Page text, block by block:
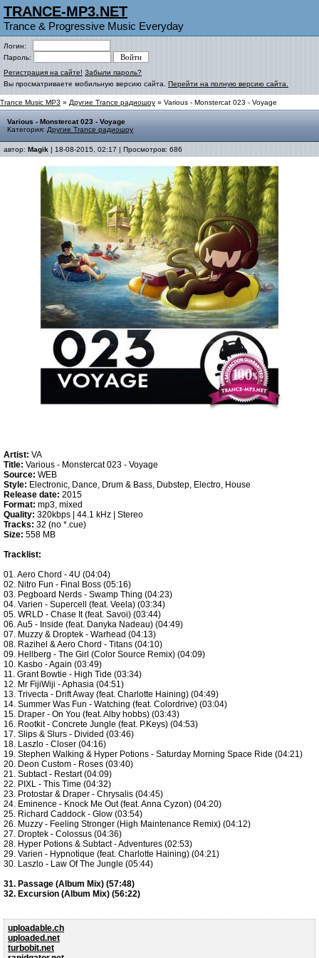
TRANCE-MP3.NET
Trance & Progressive Music Everyday
Логин:
Пароль:
Регистрация на сайте! Забыли пароль?
Вы просматриваете мобильную версию сайта. Перейти на полную версию сайта.
Trance Music MP3 » Другие Trance радиошоу » Various - Monstercat 023 - Voyage
Various - Monstercat 023 - Voyage
Категория: Другие Trance радиошоу
автор: Magik | 18-08-2015, 02:17 | Просмотров: 686
Artist: VA
Title: Various - Monstercat 023 - Voyage
Source: WEB
Style: Electronic, Dance, Drum & Bass, Dubstep, Electro, House
Release date: 2015
Format: mp3, mixed
Quality: 320kbps | 44.1 kHz | Stereo
Tracks: 32 (no *.cue)
Size: 558 MB
Tracklist:
01. Aero Chord - 4U (04:04)
02. Nitro Fun - Final Boss (05:16)
03. Pegboard Nerds - Swamp Thing (04:23)
04. Varien - Supercell (feat. Veela) (03:34)
05. WRLD - Chase It (feat. Savoi) (03:44)
06. Au5 - Inside (feat. Danyka Nadeau) (04:49)
07. Muzzy & Droptek - Warhead (04:13)
08. Razihel & Aero Chord - Titans (04:10)
09. Hellberg - The Girl (Color Source Remix) (04:09)
10. Kasbo - Again (03:49)
11. Grant Bowtie - High Tide (03:34)
12. Mr FijiWiji - Aphasia (04:51)
13. Trivecta - Drift Away (feat. Charlotte Haining) (04:49)
14. Summer Was Fun - Watching (feat. Colordrive) (03:04)
15. Draper - On You (feat. Alby hobbs) (03:43)
16. Rootkit - Concrete Jungle (feat. P.Keys) (04:53)
17. Slips & Slurs - Divided (03:46)
18. Laszlo - Closer (04:16)
19. Stephen Walking & Hyper Potions - Saturday Morning Space Ride (04:21)
20. Deon Custom - Roses (03:40)
21. Subtact - Restart (04:09)
22. PIXL - This Time (04:32)
23. Protostar & Draper - Chrysalis (04:45)
24. Eminence - Knock Me Out (feat. Anna Cyzon) (04:20)
25. Richard Caddock - Glow (03:54)
26. Muzzy - Feeling Stronger (High Maintenance Remix) (04:12)
27. Droptek - Colossus (04:36)
28. Hyper Potions & Subtact - Adventures (02:53)
29. Varien - Hypnotique (feat. Charlotte Haining) (04:21)
30. Laszlo - Law Of The Jungle (05:44)
31. Passage (Album Mix) (57:48)
32. Excursion (Album Mix) (56:22)
uploadable.ch
uploaded.net
turbobit.net